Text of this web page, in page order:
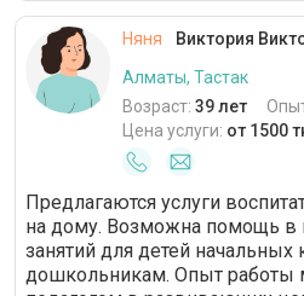
Няня
Виктория
Алматы, Тастак
Возраст: 39 лет
Цена услуги: от 1500
Предлагаются услуги
на дому. Возможна помощь
занятий для детей начальных
дошкольникам. Опыт